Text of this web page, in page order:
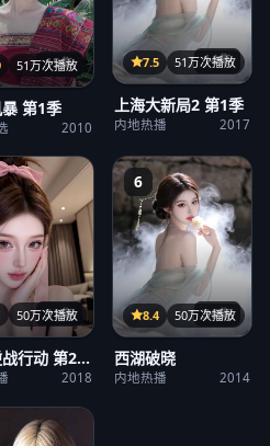
15集
51万次播放
第1季
2010
14集
7.5 51万次播放
上海大新局2 第1季
内地热播 2017
31集
50万次播放
行动 第2
2018
6
36集
8.4 50万次播放
西湖破晓
内地热播 2014